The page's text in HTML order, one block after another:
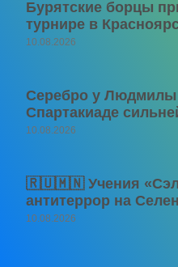
Бурятские борцы
турнире в
10.08.2026
Серебро у
Спартакиаде
10.08.2026
🇷🇺🇲🇳 Учения
антитеррор на
10.08.2026